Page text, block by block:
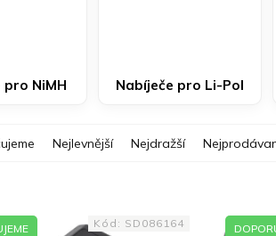
pro NiMH Nabíječe pro Li-Pol
Nejlevnější Nejdražší
Kód: SD086164